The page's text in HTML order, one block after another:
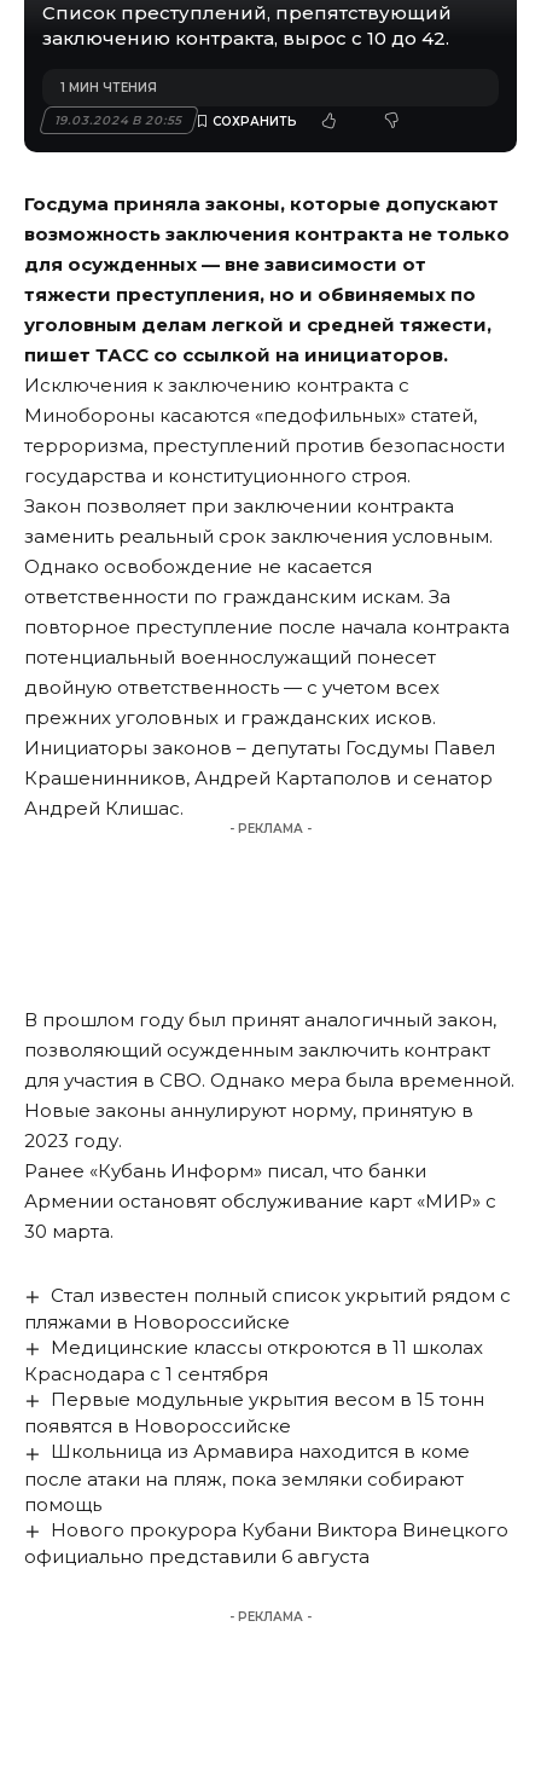
Список преступлений, препятствующий
заключению контракта, вырос с 10 до 42.
19.03.2024 В 20:55
1 МИН ЧТЕНИЯ
Госдума приняла законы, которые допускают
возможность заключения контракта не только
для осужденных — вне зависимости от
тяжести преступления, но и обвиняемых по
уголовным делам легкой и средней тяжести,
пишет ТАСС со ссылкой на инициаторов.
Исключения к заключению контракта с
Минобороны касаются «педофильных» статей,
терроризма, преступлений против безопасности
государства и конституционного строя.
Закон позволяет при заключении контракта
заменить реальный срок заключения условным.
Однако освобождение не касается
ответственности по гражданским искам. За
повторное преступление после начала контракта
потенциальный военнослужащий понесет
двойную ответственность — с учетом всех
прежних уголовных и гражданских исков.
Инициаторы законов – депутаты Госдумы Павел
Крашенинников, Андрей Картаполов и сенатор
Андрей Клишас.
- РЕКЛАМА -
В прошлом году был принят аналогичный закон,
позволяющий осужденным заключить контракт
для участия в СВО. Однако мера была временной.
Новые законы аннулируют норму, принятую в
2023 году.
Ранее «Кубань Информ» писал, что банки
Армении остановят обслуживание карт «МИР» с
30 марта.
Стал известен полный список укрытий рядом с
пляжами в Новороссийске
Медицинские классы откроются в 11 школах
Краснодара с 1 сентября
Первые модульные укрытия весом в 15 тонн
появятся в Новороссийске
Школьница из Армавира находится в коме
после атаки на пляж, пока земляки собирают
помощь
Нового прокурора Кубани Виктора Винецкого
официально представили 6 августа
- РЕКЛАМА -